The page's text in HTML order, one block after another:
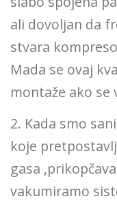
ali dovoljan da
stvara
Mada se ovaj
montaže ako se
2. Kada smo
koje
gasa
vakumiramo